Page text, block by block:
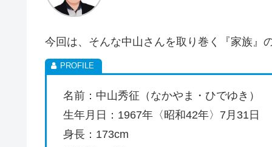
今回は、そんな中山さんを取り巻く『家族』
名前：中山秀征（なかやま・ひでゆき）
生年月日：1967年〈昭和42年〉7月31日
身長：173cm